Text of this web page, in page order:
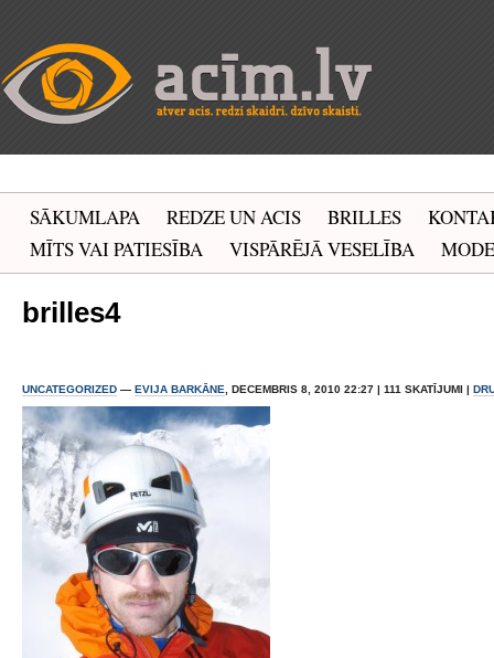
SĀKUMLAPA REDZE UN ACIS BRILLES
MĪTS VAI PATIESĪBA
VISPĀRĒJĀ VESELĪBA MODE
brilles4
UNCATEGORIZED — EVIJA BARKĀNE , DECEMBRIS 8, 2010 22:27 | 111 SKATĪJUMI |